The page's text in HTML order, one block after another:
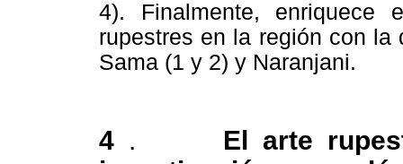
4). Finalmente, enriquece
rupestres en la región con la
Sama (1 y 2) y Naranjani.
4 . El arte